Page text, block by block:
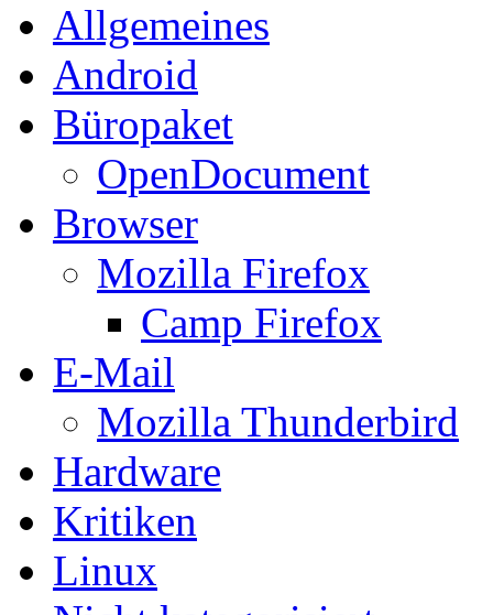
Allgemeines
Android
Büropaket
OpenDocument
Browser
Mozilla Firefox
Camp Firefox
E-Mail
Mozilla Thunderbird
Hardware
Kritiken
Linux